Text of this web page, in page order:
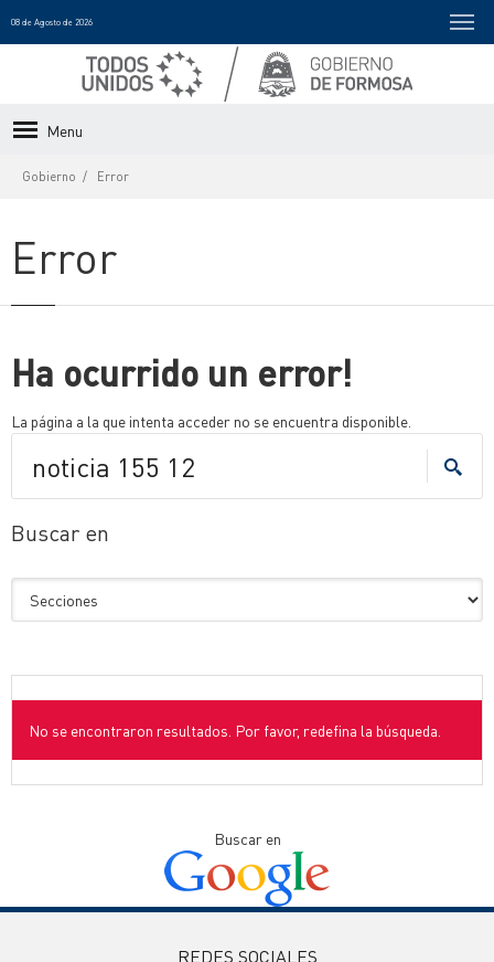
08 de Agosto de 2026
Menu
Gobierno Error
Error
Ha ocurrido un error!
La página a la que intenta acceder no se encuentra disponible.
Buscar en
No se encontraron resultados. Por favor, redefina la búsqueda.
Buscar en
REDES SOCIALES